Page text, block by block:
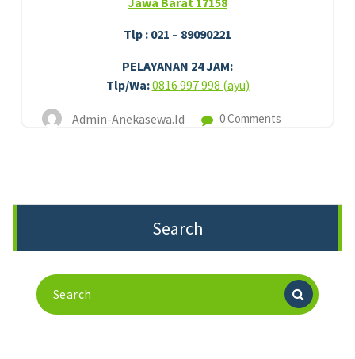
Tlp : 021 – 89090221
PELAYANAN 24 JAM:
Tlp/Wa:0816 997 998 (ayu)
Admin-Anekasewa.id 0 Comments
Search
Search
for: